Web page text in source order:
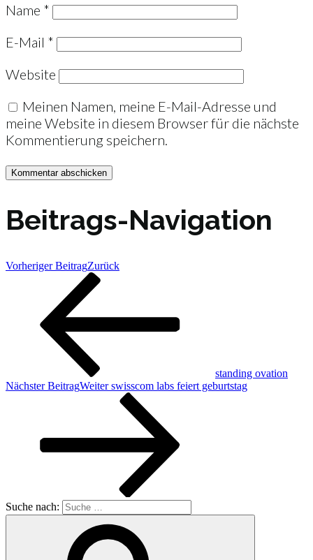
Name *
E-Mail *
Website
Meinen Namen, meine E-Mail-Adresse und
meine Website in diesem Browser für die nächste
Kommentierung speichern.
Beitrags-Navigation
Vorheriger BeitragZurück
standing ovation
Nächster BeitragWeiter swisscom labs feiert geburtstag
Suche nach: